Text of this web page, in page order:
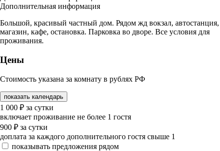
Дополнительная информация
Большой, красивый частный дом. Рядом жд вокзал, автостанция,
магазин, кафе, остановка. Парковка во дворе. Все условия для
проживания.
Цены
Стоимость указана за комнату в рублях РФ
показать календарь
1 000 ₽ за сутки
включает проживание не более 1 гостя
900 ₽ за сутки
доплата за каждого дополнительного гостя свыше 1
показывать предложения рядом